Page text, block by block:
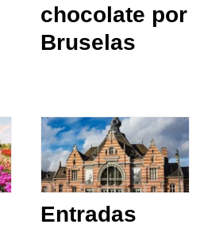
chocolate por
Bruselas
Entradas